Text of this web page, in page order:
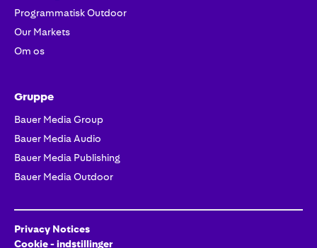
Programmatisk Outdoor
Our Markets
Om os
Gruppe
Bauer Media Group
Bauer Media Audio
Bauer Media Publishing
Bauer Media Outdoor
Privacy Notices
Cookie - indstillinger